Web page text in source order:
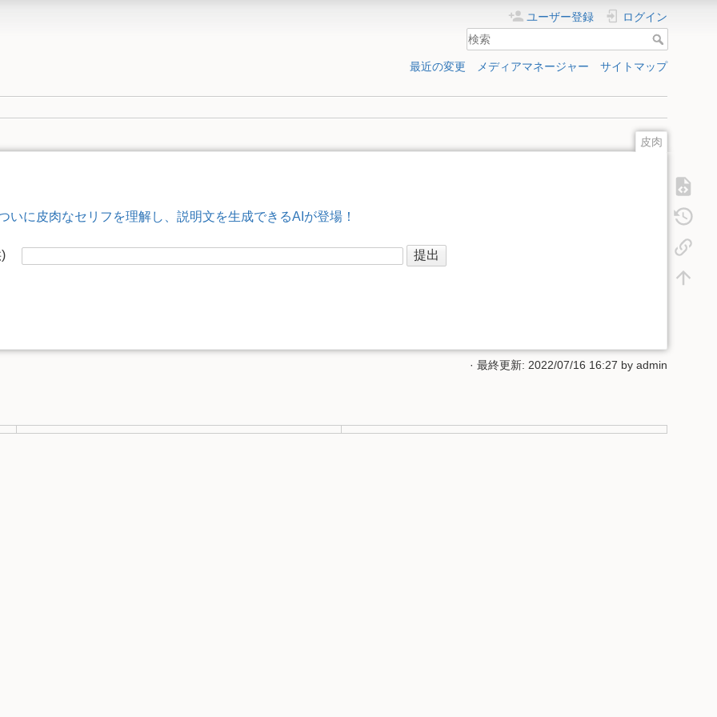
ユーザー登録 ログイン
最近の変更 メディアマネージャー サイトマップ
皮肉
いに皮肉なセリフを理解し、説明文を生成できるAIが登場！
)
· 最終更新: 2022/07/16 16:27 by admin